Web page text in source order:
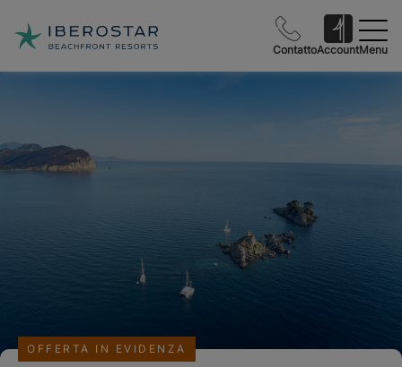
ContattoAccountMenu
OFFERTA IN EVIDENZA